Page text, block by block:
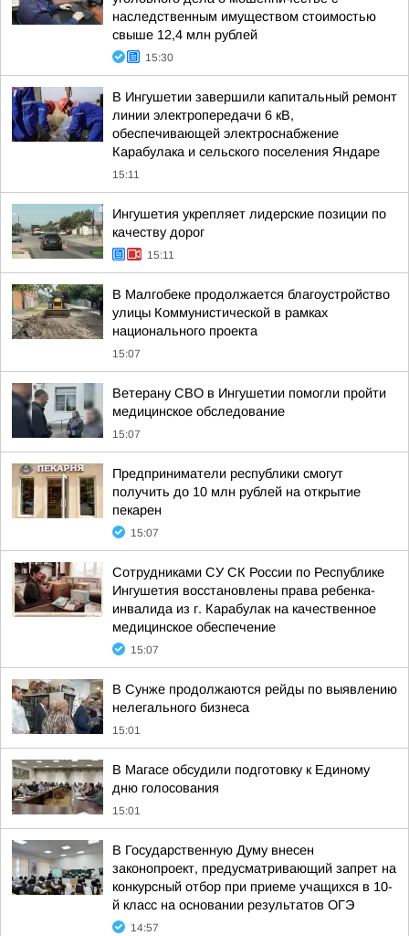
наследственным имуществом стоимостью
свыше 12,4 млн рублей
15:30
В Ингушетии завершили капитальный ремонт
линии электропередачи 6 кВ,
обеспечивающей электроснабжение
Карабулака и сельского поселения Яндаре
15:11
Ингушетия укрепляет лидерские позиции по
качеству дорог
15:11
В Малгобеке продолжается благоустройство
улицы Коммунистической в рамках
национального проекта
15:07
Ветерану СВО в Ингушетии помогли пройти
медицинское обследование
15:07
Предприниматели республики смогут
получить до 10 млн рублей на открытие
пекарен
15:07
Сотрудниками СУ СК России по Республике
Ингушетия восстановлены права ребенка-
инвалида из г. Карабулак на качественное
медицинское обеспечение
15:07
В Сунже продолжаются рейды по выявлению
нелегального бизнеса
15:01
В Магасе обсудили подготовку к Единому
дню голосования
15:01
В Государственную Думу внесен
законопроект, предусматривающий запрет на
конкурсный отбор при приеме учащихся в 10-
й класс на основании результатов ОГЭ
14:57